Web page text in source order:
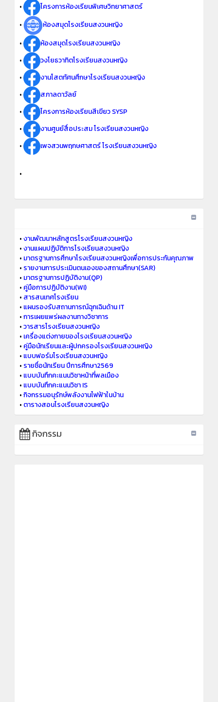
•
โครงการห้องเรียนพิเศษวิทยาศาสตร์
•
ห้องสมุดโรงเรียนสงวนหญิง
•
ห้องสมุดโรงเรียนสงวนหญิง
•
วงโยธวาทิตโรงเรียนสงวนหญิง
•
งานโสตทัศนศึกษาโรงเรียนสงวนหญิง
•
สภาลดาวัลย์
•
โครงการห้องเรียนสีเขียว SYSP
•
งานศูนย์สื่อประสม โรงเรียนสงวนหญิง
•
เพจสวนพฤกษศาสตร์ โรงเรียนสงวนหญิง
•
•งานพัฒนาหลักสูตรโรงเรียนสงวนหญิง
•งานแผนปฏิบัติการโรงเรียนสงวนหญิง
• มาตรฐานการศึกษาโรงเรียนสงวนหญิงเพื่อการประกันคุณภาพ
• รายงานการประเมินตนเองของสถานศึกษา(SAR)
• มาตรฐานการปฏิบัติงาน(QP)
• คู่มือการปฏิบัติงาน(WI)
• สารสนเทศโรงเรียน
• แผนรองรับสถานการณ์ฉุกเฉินด้าน IT
•การเผยแพร่ผลงานทางวิชาการ
•วารสารโรงเรียนสงวนหญิง
• เครื่องแต่งกายของโรงเรียนสงวนหญิง
• คู่มือนักเรียนและผู้ปกครองโรงเรียนสงวนหญิง
• แบบฟอร์มโรงเรียนสงวนหญิง
• รายชื่อนักเรียน ปีการศึกษา2569
• แบบบันทึกคะแนนวิชาหน้าที่พลเมือง
• แบบบันทึกคะแนนวิชา IS
•กิจกรรมอนุรักษ์พลังงานไฟฟ้าในบ้าน
• ตารางสอนโรงเรียนสงวนหญิง
กิจกรรม